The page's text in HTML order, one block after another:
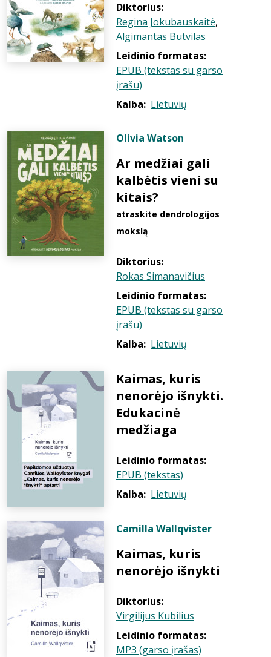
Diktorius:
Regina Jokubauskaitė,
Algimantas Butvilas
Leidinio formatas:
EPUB (tekstas su garso
įrašu)
Kalba: Lietuvių
Olivia Watson
Ar medžiai gali
kalbėtis vieni su
kitais?
atraskite dendrologijos
mokslą
Diktorius:
Rokas Simanavičius
Leidinio formatas:
EPUB (tekstas su garso
įrašu)
Kalba: Lietuvių
Kaimas, kuris
nenorėjo išnykti.
Edukacinė
medžiaga
Leidinio formatas:
EPUB (tekstas)
Kalba: Lietuvių
Camilla Wallqvister
Kaimas, kuris
nenorėjo išnykti
Diktorius:
Virgilijus Kubilius
Leidinio formatas:
MP3 (garso įrašas)